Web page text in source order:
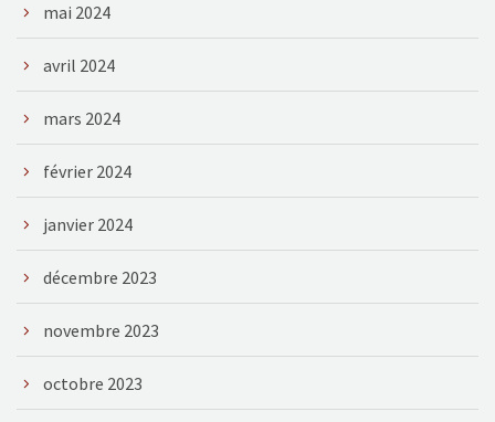
mai 2024
avril 2024
mars 2024
février 2024
janvier 2024
décembre 2023
novembre 2023
octobre 2023